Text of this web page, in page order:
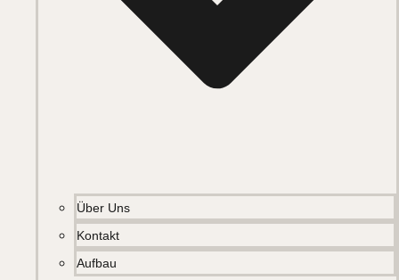
Über Uns
Kontakt
Aufbau